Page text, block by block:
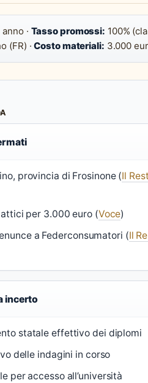
anno · Tasso promossi: 100%
(FR) ·Costo materiali: 3.000
provincia di Frosinone (Il
per 3.000 euro (Voce)
a Federconsumatori (Il
incerto
statale effettivo dei diplomi
delle indagini in corso
per accesso all’università